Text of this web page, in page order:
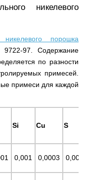
никелевого
никелевого порошка
9722-97. Содержание
по разности
примесей.
примеси для каждой
Si Cu S
0,001 0,0003